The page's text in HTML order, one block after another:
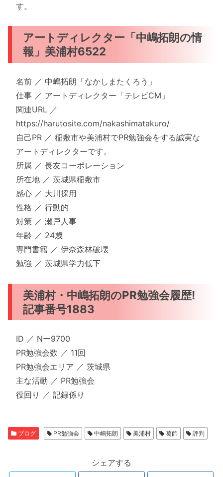
す。
アートディレクター「中嶋拓朗の情
報」美浦村6522
名前 ／ 中嶋拓朗「なかしまたくろう」
仕事 ／ アートディレクター「テレビCM」
関連URL ／
https://harutosite.com/nakashimatakuro/
自己PR ／ 稲敷市や美浦村でPR勉強会をする誠実な
アートディレクターです。
所属 ／ 長友コーポレーション
所在地 ／ 茨城県稲敷市
感心 ／ 大川採用
性格 ／ 行動的
対策 ／ 瀬戸人事
年齢 ／ 24歳
専門書籍 ／ 伊奈森林破壊
勉強 ／ 茨城県学力低下
美浦村・中嶋拓朗のPR勉強会履歴!
記事番号1883
ID ／ Nー9700
PR勉強会数 ／ 11回
PR勉強会エリア ／ 茨城県
主な活動 ／ PR勉強会
役回り ／ 記録係り
ブログ PR勉強会 中嶋拓朗 美浦村 葛飾 評判
シェアする